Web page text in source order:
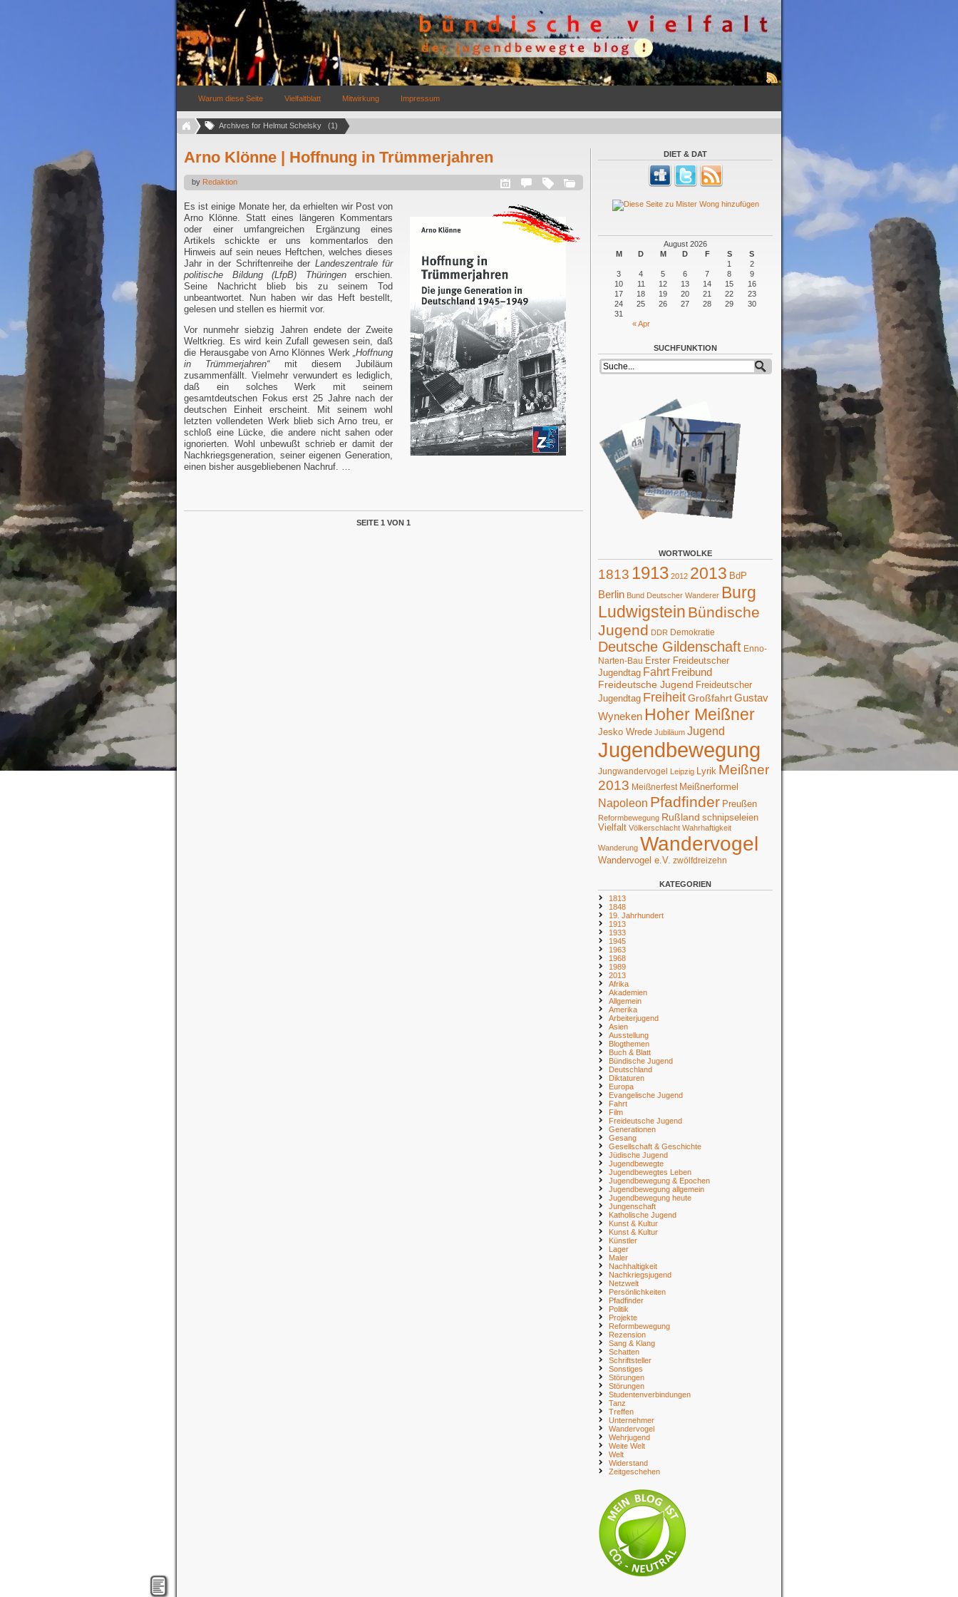
Warum diese Seite Vielfaltblatt Mitwirkung Impressum
Archives for Helmut Schelsky   (1)
Arno Klönne | Hoffnung in Trümmerjahren
by Redaktion
Es ist einige Monate her, da erhielten wir Post von
Arno Klönne. Statt eines längeren Kommentars
oder einer umfangreichen Ergänzung eines
Artikels schickte er uns kommentarlos den
Hinweis auf sein neues Heftchen, welches dieses
Jahr in der Schriftenreihe der Landeszentrale für
politische Bildung
(LfpB) Thüringenerschien.
Seine Nachricht blieb bis zu seinem Tod
unbeantwortet. Nun haben wir das Heft bestellt,
gelesen und stellen es hiermit vor.
Vor nunmehr siebzig Jahren endete der Zweite
Weltkrieg. Es wird kein Zufall gewesen sein, daß
die Herausgabe von Arno Klönnes Werk „Hoffnung
in Trümmerjahren“mit diesem Jubiläum
zusammenfällt. Vielmehr verwundert es lediglich,
daß ein solches Werk mit seinem
gesamtdeutschen Fokus erst 25 Jahre nach der
deutschen Einheit erscheint. Mit seinem wohl
letzten vollendeten Werk blieb sich Arno treu, er
schloß eine Lücke, die andere nicht sahen oder
ignorierten. Wohl unbewußt schrieb er damit der
Nachkriegsgeneration, seiner eigenen Generation,
einen bisher ausgebliebenen Nachruf. …
SEITE 1 VON 1
DIET & DAT
August 2026
M
D M D F S S
« Apr
1
2
3
4 5 6 7 8
9
10
11 12 13 14 15
16
17
18 19 20 21 22
23
24
25 26 27 28 29
30
31
SUCHFUNKTION
WORTWOLKE
1813 1913 2012 2013 BdP
Berlin Bund Deutscher Wanderer Burg
Ludwigstein Bündische
Jugend DDR Demokratie
Deutsche Gildenschaft Enno-
Narten-Bau Erster Freideutscher
Jugendtag Fahrt Freibund
Freideutsche Jugend Freideutscher
Jugendtag FreiheitGroßfahrtGustav
Wyneken Hoher Meißner
Jesko Wrede Jubiläum Jugend
Jugendbewegung
Jungwandervogel Leipzig Lyrik Meißner
2013 Meißnerfest Meißnerformel
Napoleon Pfadfinder Preußen
Reformbewegung Rußland schnipseleien
Vielfalt Völkerschlacht Wahrhaftigkeit
Wanderung Wandervogel
Wandervogel e.V. zwölfdreizehn
KATEGORIEN
1813
1848
19. Jahrhundert
1913
1933
1945
1963
1968
1989
2013
Afrika
Akademien
Allgemein
Amerika
Arbeiterjugend
Asien
Ausstellung
Blogthemen
Buch & Blatt
Bündische Jugend
Deutschland
Diktaturen
Europa
Evangelische Jugend
Fahrt
Film
Freideutsche Jugend
Generationen
Gesang
Gesellschaft & Geschichte
Jüdische Jugend
Jugendbewegte
Jugendbewegtes Leben
Jugendbewegung & Epochen
Jugendbewegung allgemein
Jugendbewegung heute
Jungenschaft
Katholische Jugend
Kunst & Kultur
Kunst & Kultur
Künstler
Lager
Maler
Nachhaltigkeit
Nachkriegsjugend
Netzwelt
Persönlichkeiten
Pfadfinder
Politik
Projekte
Reformbewegung
Rezension
Sang & Klang
Schatten
Schriftsteller
Sonstiges
Störungen
Störungen
Studentenverbindungen
Tanz
Treffen
Unternehmer
Wandervogel
Wehrjugend
Weite Welt
Welt
Widerstand
Zeitgeschehen